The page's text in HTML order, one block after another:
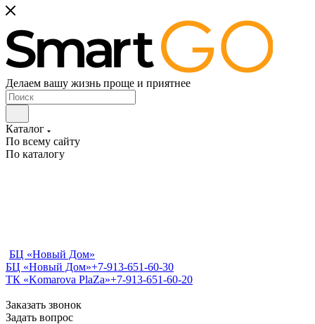
Делаем вашу жизнь проще и приятнее
Каталог
По всему сайту
По каталогу
БЦ «Новый Дом»
БЦ «Новый Дом»+7-913-651-60-30
ТК «Komarova PlaZa»+7-913-651-60-20
Заказать звонок
Задать вопрос